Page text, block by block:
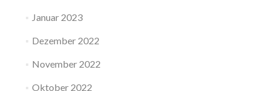
Januar 2023
Dezember 2022
November 2022
Oktober 2022